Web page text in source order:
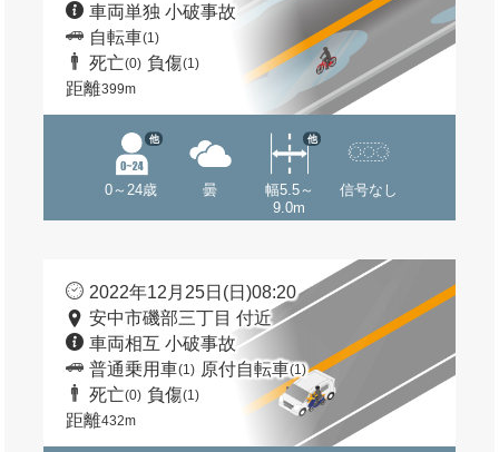
車両単独 小破事故
自転車(1)
死亡(0) 負傷(1)
距離399m
0～24歳
他
曇
幅5.5～
9.0m
他
信号なし
2022年12月25日(日)08:20
安中市磯部三丁目 付近
車両相互 小破事故
普通乗用車(1) 原付自転車(1)
死亡(0) 負傷(1)
距離432m